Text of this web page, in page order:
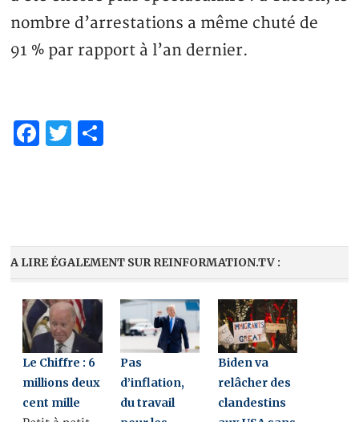
nombre d’arrestations a même chuté de
91 % par rapport à l’an dernier.
Facebook
Twitter
A LIRE ÉGALEMENT SUR REINFORMATION.TV :
Le Chiffre : 6
millions deux
cent mille
Pas
d’inflation,
du travail
Biden va
relâcher des
clandestins